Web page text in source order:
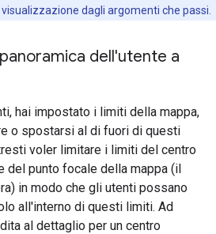
dagli argomenti che passi.
dell'utente a
hai impostato i limiti della mappa,
o spostarsi al di fuori di questi
voler limitare i limiti del centro
del punto focale della mappa (il
in modo che gli utenti possano
all'interno di questi limiti. Ad
al dettaglio per un centro